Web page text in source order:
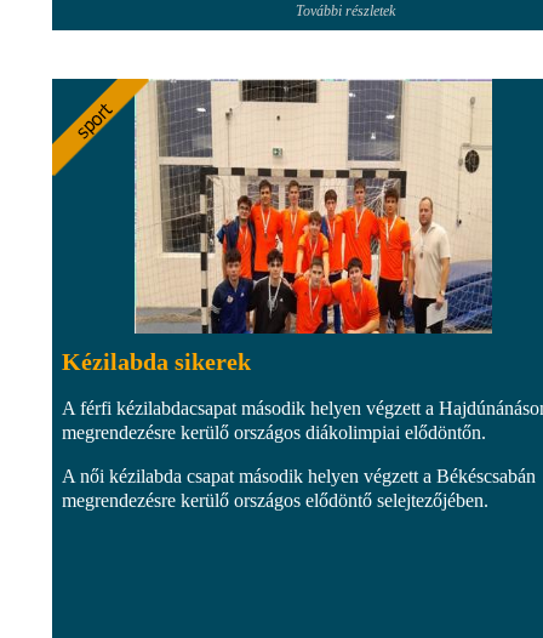
További részletek
Kézilabda sikerek
A férfi kézilabdacsapat második helyen végzett a
megrendezésre kerülő országos diákolimpiai elődöntőn.
A női kézilabda csapat második helyen végzett a Békéscsabán
megrendezésre kerülő országos elődöntő selejtezőjében.